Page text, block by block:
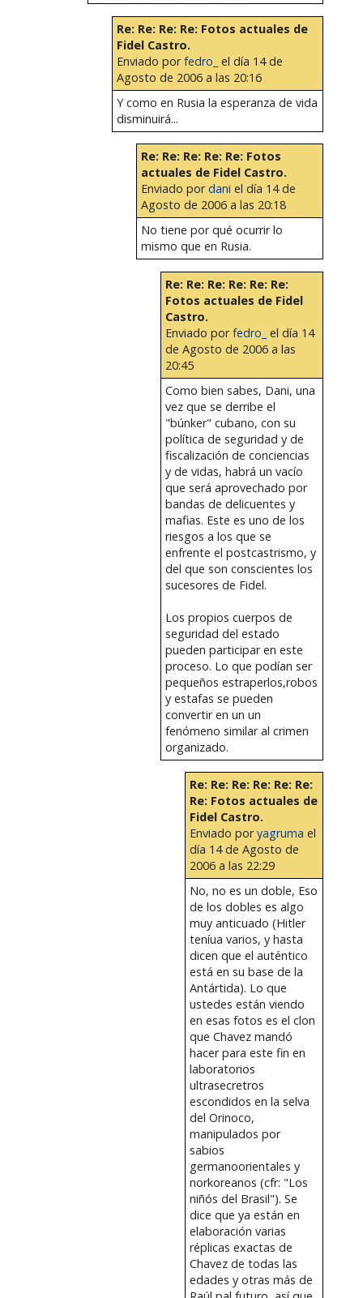
Re: Re: Re: Re: Fotos actuales de
Fidel Castro.
Enviado porfedro_ el día 14 de
Agosto de 2006 a las 20:16
Y como en Rusia la esperanza de vida
disminuirá...
Re: Re: Re: Re: Re: Fotos
actuales de Fidel Castro.
Enviado pordani el día 14 de
Agosto de 2006 a las 20:18
No tiene por qué ocurrir lo
mismo que en Rusia.
Re: Re: Re: Re: Re: Re:
Fotos actuales de Fidel
Castro.
Enviado porfedro_ el día 14
de Agosto de 2006 a las
20:45
Como bien sabes, Dani, una
vez que se derribe el
"búnker" cubano, con su
política de seguridad y de
fiscalización de conciencias
y de vidas, habrá un vacío
que será aprovechado por
bandas de delicuentes y
mafias. Este es uno de los
riesgos a los que se
enfrente el postcastrismo, y
del que son conscientes los
sucesores de Fidel.
Los propios cuerpos de
seguridad del estado
pueden participar en este
proceso. Lo que podían ser
pequeños estraperlos,robos
y estafas se pueden
convertir en un un
fenómeno similar al crimen
organizado.
Re: Re: Re: Re: Re: Re:
Re: Fotos actuales de
Fidel Castro.
Enviado poryagruma el
día 14 de Agosto de
2006 a las 22:29
No, no es un doble, Eso
de los dobles es algo
muy anticuado (Hitler
teníua varios, y hasta
dicen que el auténtico
está en su base de la
Antártida). Lo que
ustedes están viendo
en esas fotos es el clon
que Chavez mandó
hacer para este fin en
laboratorios
ultrasecretros
escondidos en la selva
del Orinoco,
manipulados por
sabios
germanoorientales y
norkoreanos (cfr: "Los
niñós del Brasil"). Se
dice que ya están en
elaboración varias
réplicas exactas de
Chavez de todas las
edades y otras más de